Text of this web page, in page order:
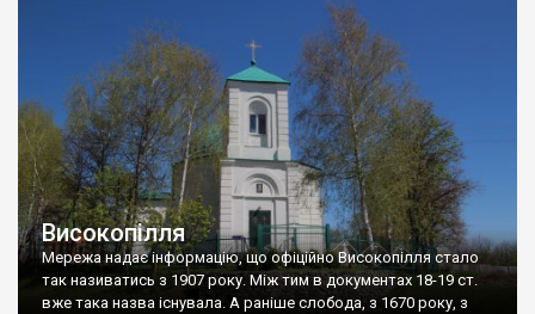
Високопілля
Мережа надає інформацію, що офіційно Високопілля стало
так називатись з 1907 року. Між тим в документах 18-19 ст.
вже така назва існувала. А раніше слобода, з 1670 року, з